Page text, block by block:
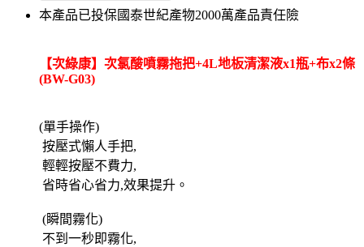
本產品已投保國泰世紀產物2000萬產品責任險
【次綠康】次氯酸噴霧拖把+4L地板清潔液x1瓶+布x2條
(BW-G03)
(單手操作)
按壓式懶人手把,
輕輕按壓不費力,
省時省心省力,效果提升。
(瞬間霧化)
不到一秒即霧化,